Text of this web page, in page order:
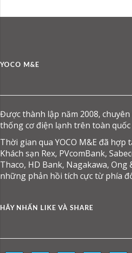
YOCO M&E
Được thành lập năm 2008,
thống cơ điện lạnh trên toàn quốc
Thời gian qua YOCO M&E đã hợp
Khách sạn Rex, PVcomBank,
Thaco, HD Bank, Nagakawa,
những phản hồi tích cực từ phía
HÃY NHẤN LIKE VÀ SHARE